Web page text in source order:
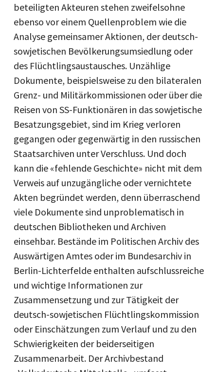
beteiligten Akteuren stehen zweifelsohne
ebenso vor einem Quellenproblem wie die
Analyse gemeinsamer Aktionen, der deutsch-
sowjetischen Bevölkerungsumsiedlung oder
des Flüchtlingsaustausches. Unzählige
Dokumente, beispielsweise zu den bilateralen
Grenz- und Militärkommissionen oder über die
Reisen von SS-Funktionären in das sowjetische
Besatzungsgebiet, sind im Krieg verloren
gegangen oder gegenwärtig in den russischen
Staatsarchiven unter Verschluss. Und doch
kann die «fehlende Geschichte» nicht mit dem
Verweis auf unzugängliche oder vernichtete
Akten begründet werden, denn überraschend
viele Dokumente sind unproblematisch in
deutschen Bibliotheken und Archiven
einsehbar. Bestände im Politischen Archiv des
Auswärtigen Amtes oder im Bundesarchiv in
Berlin-Lichterfelde enthalten aufschlussreiche
und wichtige Informationen zur
Zusammensetzung und zur Tätigkeit der
deutsch-sowjetischen Flüchtlingskommission
oder Einschätzungen zum Verlauf und zu den
Schwierigkeiten der beiderseitigen
Zusammenarbeit. Der Archivbestand